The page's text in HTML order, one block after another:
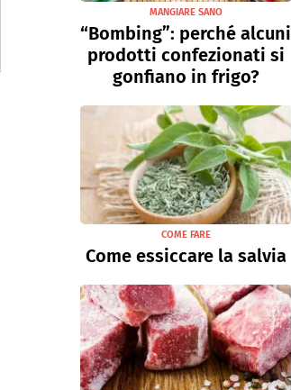
MANGIARE SANO
“Bombing”: perché alcuni
prodotti confezionati si
gonfiano in frigo?
COME FARE
Come essiccare la salvia